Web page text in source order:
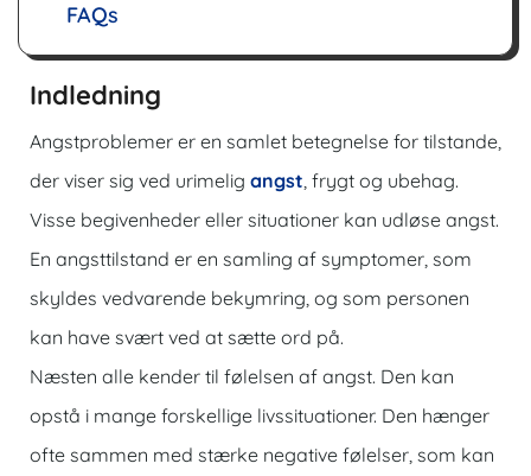
FAQs
Indledning
Angstproblemer er en samlet betegnelse for tilstande,
der viser sig ved urimelig angst, frygt og ubehag.
Visse begivenheder eller situationer kan udløse angst.
En angsttilstand er en samling af symptomer, som
skyldes vedvarende bekymring, og som personen
kan have svært ved at sætte ord på.
Næsten alle kender til følelsen af angst. Den kan
opstå i mange forskellige livssituationer. Den hænger
ofte sammen med stærke negative følelser, som kan